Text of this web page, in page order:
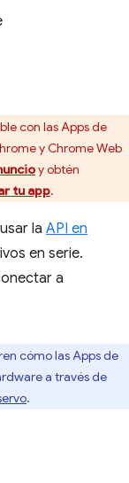
con las Apps de
y Chrome Web
y obtén
tu app.
la API en
en serie.
a
cómo las Apps de
a través de
.